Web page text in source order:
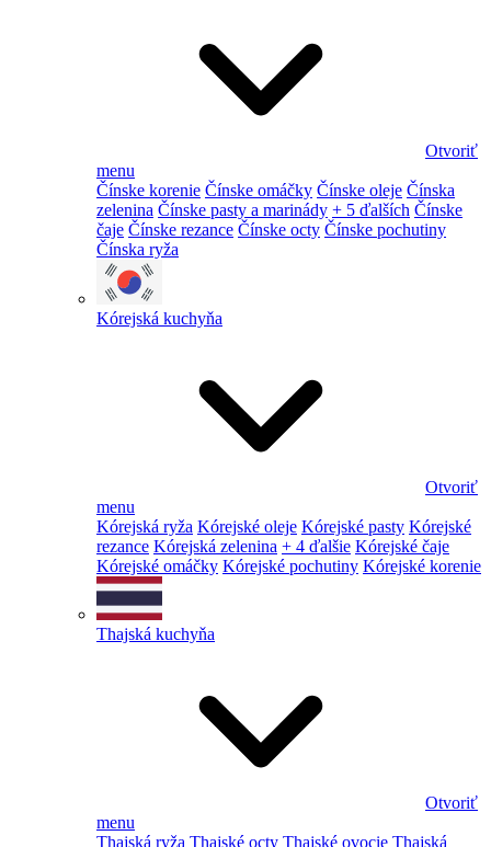
Otvoriť
menu
Čínske korenie Čínske omáčky Čínske oleje Čínska
zelenina Čínske pasty a marinády + 5 ďalších Čínske
čaje Čínske rezance Čínske octy Čínske pochutiny
Čínska ryža
Kórejská kuchyňa
Otvoriť
menu
Kórejská ryža Kórejské oleje Kórejské pasty Kórejské
rezance Kórejská zelenina + 4 ďalšie Kórejské čaje
Kórejské omáčky Kórejské pochutiny Kórejské korenie
Thajská kuchyňa
Otvoriť
menu
Thajská ryža Thajské octy Thajské ovocie Thajská